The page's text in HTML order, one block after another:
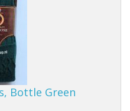
Bottle Green